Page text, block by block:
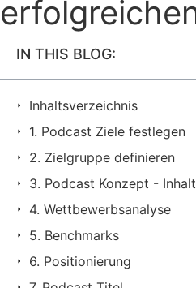
IN THIS BLOG:
Inhaltsverzeichnis
1. Podcast Ziele festlegen
2. Zielgruppe definieren
3. Podcast Konzept -
4. Wettbewerbsanalyse
5. Benchmarks
6. Positionierung